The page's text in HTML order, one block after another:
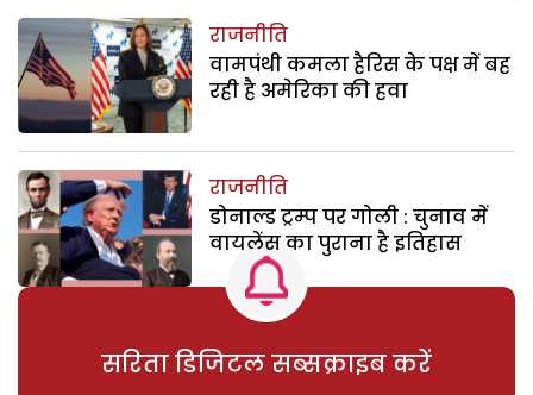
राजनीति
वामपंथी कमला हैरिस के पक्ष में बह
रही है अमेरिका की हवा
राजनीति
डोनाल्ड ट्रम्प पर गोली : चुनाव में
वायलेंस का पुराना है इतिहास
सरिता डिजिटल सब्सक्राइब करें